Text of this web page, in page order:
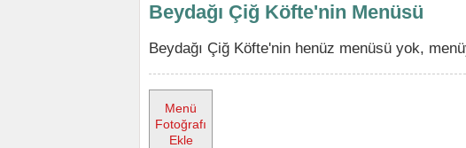
Beydağı Çiğ Köfte'nin Menüsü
Beydağı Çiğ Köfte'nin henüz menüsü yok,
Menü
Fotoğrafı
Ekle